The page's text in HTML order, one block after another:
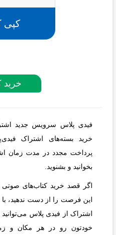
کپی
خرید
فیدی پلاس سرویس جدید
خرید بسته‌های اشتراک
پرداخت مجدد در مدت زمان
بخوانید و بشنوید.
اگر قصد خرید کتاب‌های صوتی و
این فرصت را از دست ندهید،
اشتراک از فیدی پلاس
خودتون رو در هر مکان و